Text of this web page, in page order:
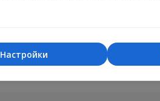
Все фото доставок
Настройки